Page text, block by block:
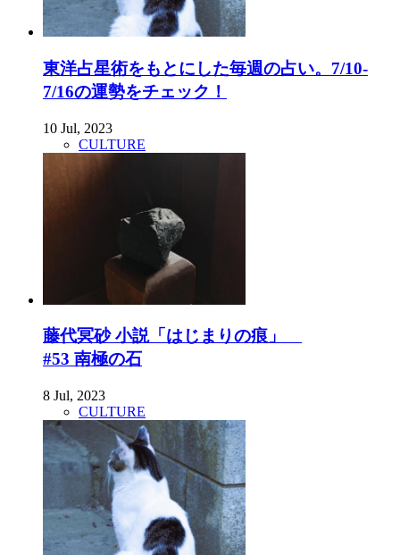
東洋占星術をもとにした毎週の占い。7/10-
7/16の運勢をチェック！
10 Jul, 2023
CULTURE
藤代冥砂 小説「はじまりの痕」
#53 南極の石
8 Jul, 2023
CULTURE